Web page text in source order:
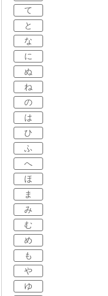
て
と
な
に
ぬ
ね
の
は
ひ
ふ
へ
ほ
ま
み
む
め
も
や
ゆ